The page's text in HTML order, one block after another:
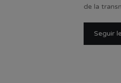
de la
Seguir